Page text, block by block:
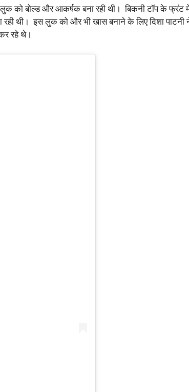
को बोल्ड और आकर्षक बना रही थी। बिकनी टॉप के फ्रंट
थी। इस लुक को और भी खास बनाने के लिए दिशा पाटनी
रहे थे।